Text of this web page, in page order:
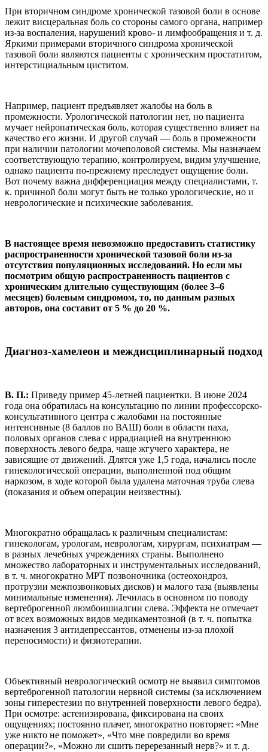
При вторичном синдроме хронической тазовой боли в основе
лежит висцеральная боль со стороны самого органа, например
из-за воспаления, нарушений крово- и лимфообращения и т. д.
Яркими примерами вторичного синдрома хронической
тазовой боли являются пациенты с хроническим простатитом,
интерстициальным циститом.
Например, пациент предъявляет жалобы на боль в
промежности. Урологической патологии нет, но пациента
мучает нейропатическая боль, которая существенно влияет на
качество его жизни. И другой случай — боль в промежности
при наличии патологии мочеполовой системы. Мы назначаем
соответствующую терапию, контролируем, видим улучшение,
однако пациента по-прежнему преследует ощущение боли.
Вот почему важна дифференциация между специалистами, т.
к. причиной боли могут быть не только урологические, но и
неврологические и психические заболевания.
В настоящее время невозможно предоставить статистику
распространенности хронической тазовой боли из-за
отсутствия популяционных исследований. Но если мы
посмотрим общую распространенность пациентов с
хроническим длительно существующим (более 3–6
месяцев) болевым синдромом, то, по данным разных
авторов, она составит от 5 % до 20 %.
Диагноз-хамелеон и междисциплинарный подход
В. П.: Приведу пример 45-летней пациентки. В июне 2024
года она обратилась на консультацию по линии профессорско-
консультативного центра с жалобами на постоянные
интенсивные (8 баллов по ВАШ) боли в области паха,
половых органов слева с иррадиацией на внутреннюю
поверхность левого бедра, чаще жгучего характера, не
зависящие от движений. Длятся уже 1,5 года, начались после
гинекологической операции, выполненной под общим
наркозом, в ходе которой была удалена маточная труба слева
(показания и объем операции неизвестны).
Многократно обращалась к различным специалистам:
гинекологам, урологам, неврологам, хирургам, психиатрам —
в разных лечебных учреждениях страны. Выполнено
множество лабораторных и инструментальных исследований,
в т. ч. многократно МРТ позвоночника (остеохондроз,
протрузии межпозвонковых дисков) и малого таза (выявлены
минимальные изменения). Лечилась в основном по поводу
вертеброгенной люмбоишиалгии слева. Эффекта не отмечает
от всех возможных видов медикаментозной (в т. ч. попытка
назначения 3 антидепрессантов, отменены из-за плохой
переносимости) и физиотерапии.
Объективный неврологический осмотр не выявил симптомов
вертеброгенной патологии нервной системы (за исключением
зоны гиперестезии по внутренней поверхности левого бедра).
При осмотре: астенизирована, фиксирована на своих
ощущениях; постоянно плачет, многократно повторяет: «Мне
уже никто не поможет», «Что мне повредили во время
операции?», «Можно ли сшить перерезанный нерв?» и т. д.